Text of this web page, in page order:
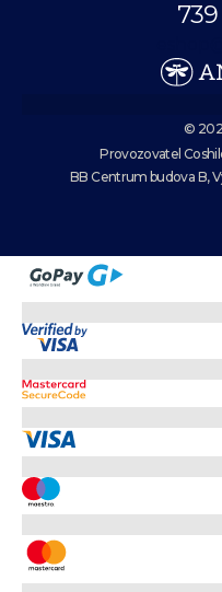
©
Provozovatel
BB Centrum budova B,